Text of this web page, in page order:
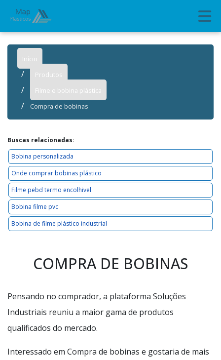
Início
Produtos
Filme e bobina plástica
Compra de bobinas
Buscas relacionadas:
Bobina personalizada
Onde comprar bobinas plástico
Filme pebd termo encolhivel
Bobina filme pvc
Bobina de filme plástico industrial
COMPRA DE BOBINAS
Pensando no comprador, a plataforma Soluções
Industriais reuniu a maior gama de produtos
qualificados do mercado.
Interessado em Compra de bobinas e gostaria de mais